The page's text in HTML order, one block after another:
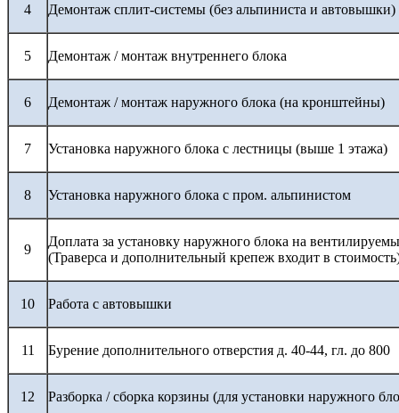
4 Демонтаж сплит-системы (без альпиниста и автовышки)
5 Демонтаж / монтаж внутреннего блока
6 Демонтаж / монтаж наружного блока (на кронштейны)
7 Установка наружного блока с лестницы (выше 1 этажа)
8 Установка наружного блока с пром. альпинистом
9
Доплата за установку наружного блока на
(Траверса и дополнительный крепеж входит в
10 Работа с автовышки
11 Бурение дополнительного отверстия д. 40-44, гл. до 800
12 Разборка / сборка корзины (для установки наружного